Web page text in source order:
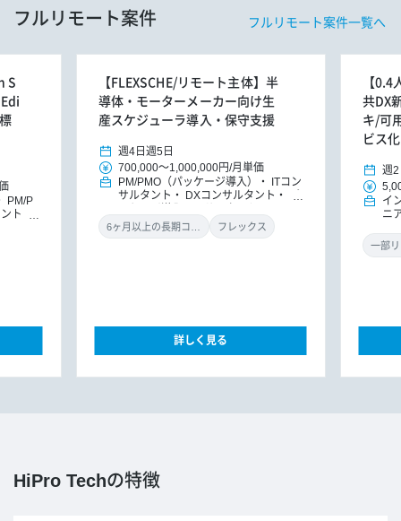
フルリモート案件 フルリモート案件一覧へ
S
PM/P
ト
【FLEXSCHE/リモート主体】半
導体・モーターメーカー向け生
産スケジューラ導入・保守支援
週4日 週5日
700,000～1,000,000円/月単価
PM/PMO（パッケージ導入）
ITコン
サルタント
DXコンサルタント
フレックス
詳しく見る
【
共DX
キ/可
ビス化
週2
イ
ニ
ラ
一部
HiPro Techの特徴